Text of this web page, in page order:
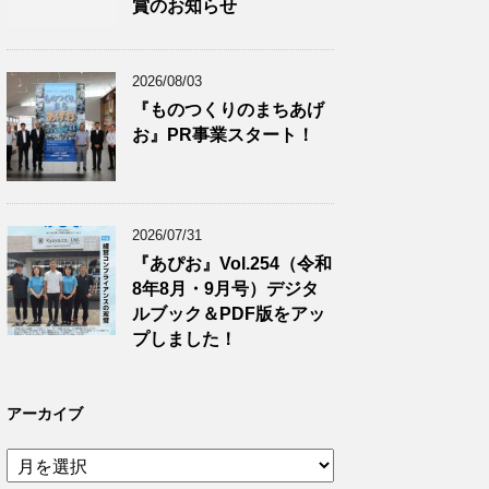
賞のお知らせ
2026/08/03
『ものつくりのまちあげ
お』PR事業スタート！
2026/07/31
『あぴお』Vol.254（令和
8年8月・9月号）デジタ
ルブック＆PDF版をアッ
プしました！
アーカイブ
ア
ー